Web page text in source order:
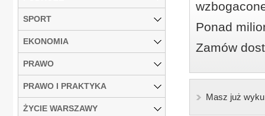
Ponad
Zamów
Masz już
SPORT
EKONOMIA
PRAWO
PRAWO I PRAKTYKA
ŻYCIE WARSZAWY